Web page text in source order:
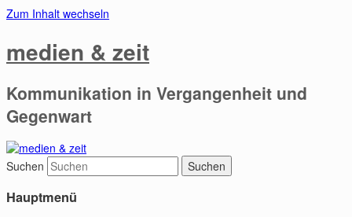
Zum Inhalt wechseln
medien & zeit
Kommunikation in Vergangenheit und
Gegenwart
Suchen
Hauptmenü